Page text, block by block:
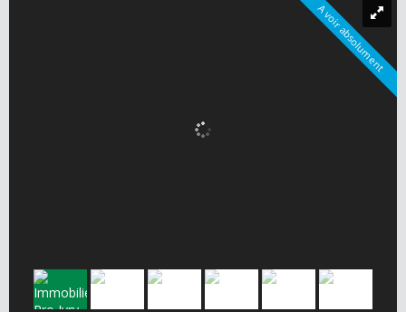
A voir absolument